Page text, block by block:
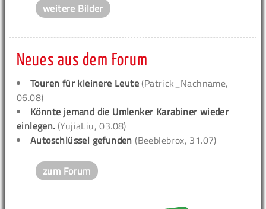
weitere Bilder
Neues aus dem Forum
Touren für kleinere Leute (Patrick_Nachname,
06.08)
Könnte jemand die Umlenker Karabiner wieder
einlegen. (YujiaLiu, 03.08)
Autoschlüssel gefunden (Beeblebrox, 31.07)
zum Forum